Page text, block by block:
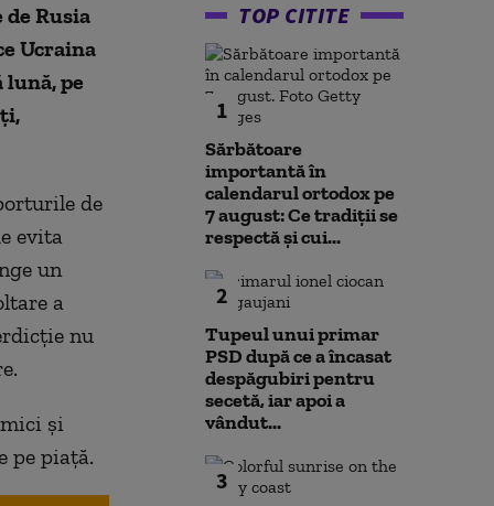
Rusia
Ucraina
pe
de
evita
un
a
nu
şi
pe piaţă.
TOP CITITE
1
Sărbătoare
importantă în
calendarul ortodox pe
7 august: Ce tradiții se
respectă și cui...
2
Tupeul unui primar
PSD după ce a încasat
despăgubiri pentru
secetă, iar apoi a
vândut...
3